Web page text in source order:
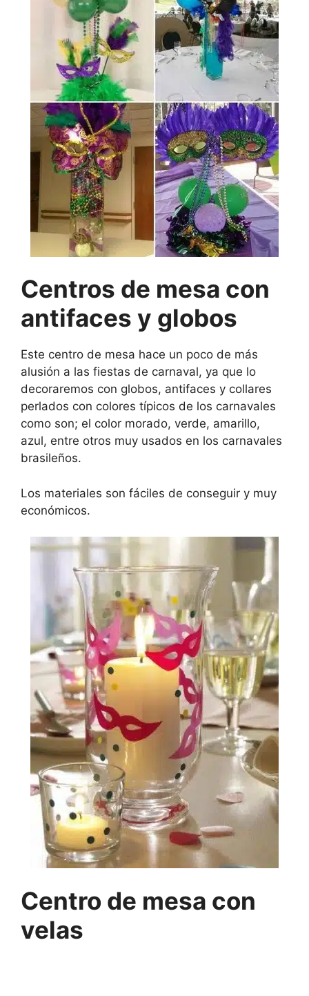
Centros de mesa con
antifaces y globos
Este centro de mesa hace un poco de más
alusión a las fiestas de carnaval, ya que lo
decoraremos con globos, antifaces y collares
perlados con colores típicos de los carnavales
como son; el color morado, verde, amarillo,
azul, entre otros muy usados en los carnavales
brasileños.
Los materiales son fáciles de conseguir y muy
económicos.
Centro de mesa con
velas